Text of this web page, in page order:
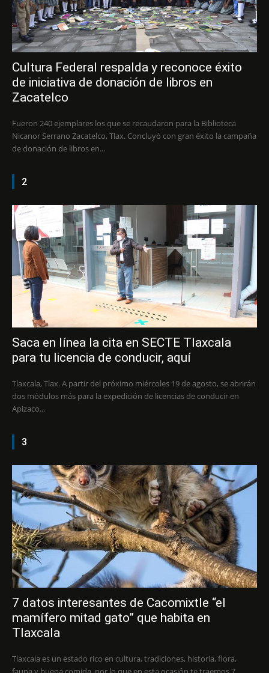
Cultura Federal respalda y reconoce éxito
de iniciativa de donación de libros en
Zacatelco
Fueron 240 ejemplares los que se recaudaron para la Biblioteca
Nicanor Serrano Zacatelco, Tlax. Concluyó con gran éxito la campaña
de donación de libros en...
2
Saca en línea la cita en SECTE Tlaxcala
para tu licencia de conducir, aquí
Tlaxcala, Tlax. A partir del próximo miércoles 19 de agosto, se abrirán
dos módulos más para la expedición de licencias de conducir en
Apizaco...
3
7 datos interesantes de Cacomixtle “el
mamífero mitad gato” que habita en
Tlaxcala
Tlaxcala es un estado rico en cultura, tradiciones, historia, flora,